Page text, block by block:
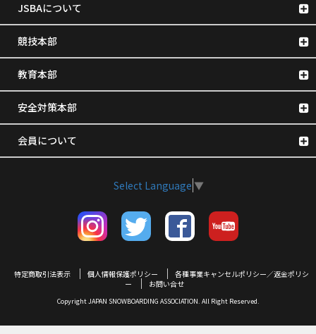
JSBAについて
競技本部
教育本部
安全対策本部
会員について
Select Language ▼
特定商取引法表示 個人情報保護ポリシー
各種事業キャンセルポリシー／返金ポリシ
ー
お問い合せ
Copyright JAPAN SNOWBOARDING ASSOCIATION. All Right Reserved.